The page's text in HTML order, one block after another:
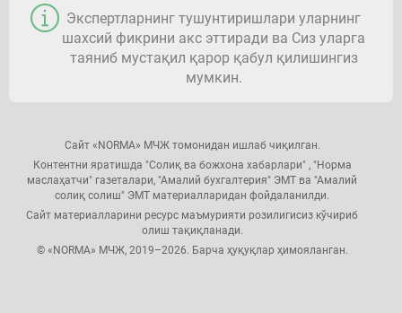
Экспертларнинг тушунтиришлари уларнинг
шахсий фикрини акс эттиради ва Сиз уларга
таяниб мустақил қарор қабул қилишингиз
мумкин.
Сайт «NORMA» МЧЖ томонидан ишлаб чиқилган.
Контентни яратишда "Солиқ ва божхона хабарлари" , "Норма
маслаҳатчи" газеталари, "Амалий бухгалтерия" ЭМТ ва "Амалий
солиқ солиш" ЭМТ материалларидан фойдаланилди.
Сайт материалларини ресурс маъмурияти розилигисиз кўчириб
олиш тақиқланади.
© «NORMA» МЧЖ, 2019–2026. Барча ҳуқуқлар ҳимояланган.